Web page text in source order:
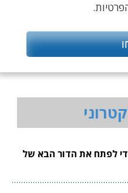
לפתח את הדור הבא של